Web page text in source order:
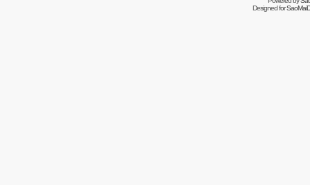
Designed for